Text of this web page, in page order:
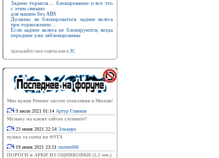
Задние тормоза ... блокирование и все что
с этим связано
для машин без ABS
Должны ли блокироваться задние колеса
при торможении ...
Если задние колеса не блокируются, когда
передние уже заблокированы
присылайте свои советы нам в ЛС
Мне нужен Ремонт систем отопления в Москве!
9 июля 2021 01:14 Артур Главнов
Музыку на каких сайтах слушаете?
23 июня 2021 22:54 Эльвира
нужна эл.схема на ФУГА
19 июня 2021 23:51 rustem006
ПОРОГИ и АРКИ ИЗ ОЦИНКОВКИ (1.2 мм.)